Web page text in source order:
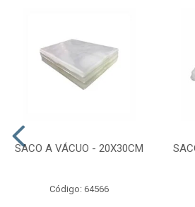
SACO A VÁCUO - 20X30CM
Código: 64566